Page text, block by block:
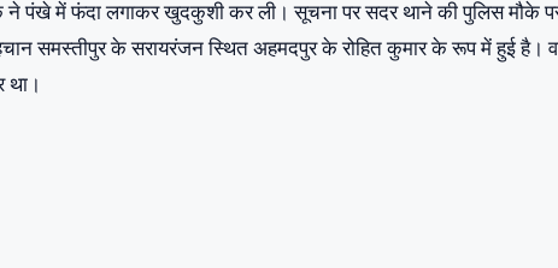
पंखे में फंदा लगाकर खुदकुशी कर ली। सूचना पर सदर थाने की पुलिस मौके
समस्तीपुर के सरायरंजन स्थित अहमदपुर के रोहित कुमार के रूप में हुई है।
था।